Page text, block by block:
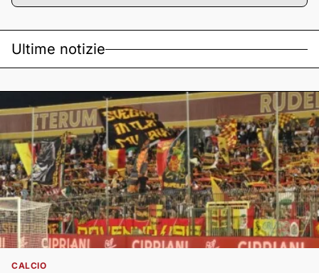
Ultime notizie
CALCIO